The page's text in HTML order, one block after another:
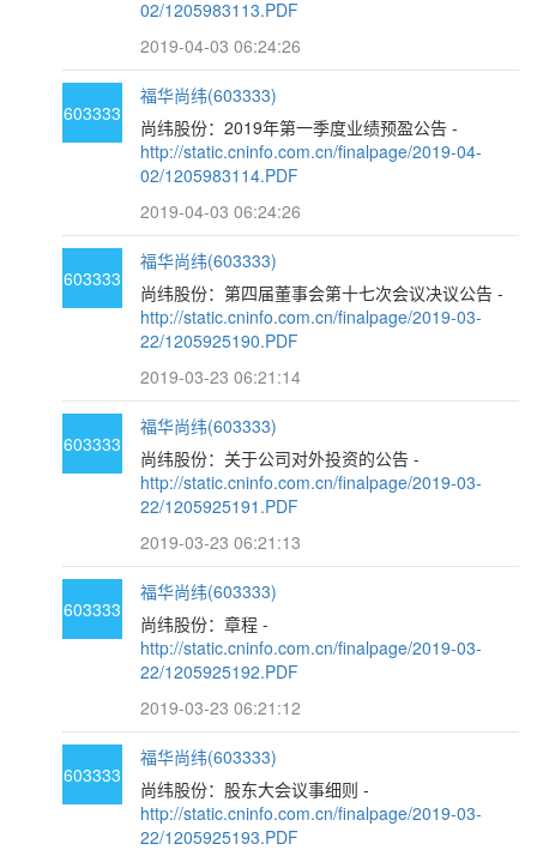
02/1205983113.PDF
2019-04-03 06:24:26
603333
福华尚纬(603333)
尚纬股份：2019年第一季度业绩预盈公告 -
http://static.cninfo.com.cn/finalpage/2019-04-
02/1205983114.PDF
2019-04-03 06:24:26
603333
福华尚纬(603333)
尚纬股份：第四届董事会第十七次会议决议公告 -
http://static.cninfo.com.cn/finalpage/2019-03-
22/1205925190.PDF
2019-03-23 06:21:14
603333
福华尚纬(603333)
尚纬股份：关于公司对外投资的公告 -
http://static.cninfo.com.cn/finalpage/2019-03-
22/1205925191.PDF
2019-03-23 06:21:13
603333
福华尚纬(603333)
尚纬股份：章程 -
http://static.cninfo.com.cn/finalpage/2019-03-
22/1205925192.PDF
2019-03-23 06:21:12
603333
福华尚纬(603333)
尚纬股份：股东大会议事细则 -
http://static.cninfo.com.cn/finalpage/2019-03-
22/1205925193.PDF